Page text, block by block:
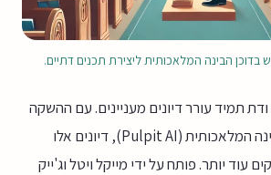
הבינה המלאכותית ליצירת תכנים דתיים.
ודת תמיד עורר דיונים מעניינים. עם ההשקה
האחרונה של דוכן הבינה המלאכותית (Pulpit AI), דיונים אלו
עוד יותר. פותח על ידי מייקל ויטל וג'ייק